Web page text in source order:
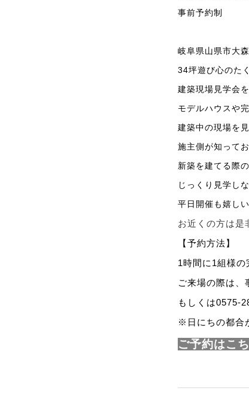
事前予約制
岐阜県山県市大
34坪遊び心のた
建築現場見学会
モデルハウスや
建築中の現場を
施主側が知って
新築を建てる際
じっくり見学し
平日開催も嬉し
お近くの方は是
【予約方法】
1 時間に 1組様の
ご来場の際は、
もしくは0575-
※日にちの都合
ご予約はこ